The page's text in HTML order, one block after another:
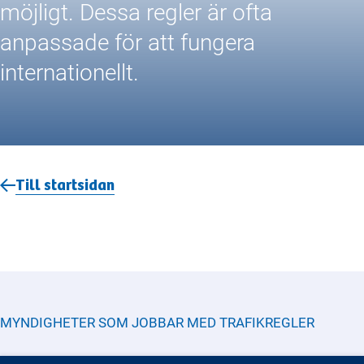
möjligt. Dessa regler är ofta
anpassade för att fungera
internationellt.
Till startsidan
MYNDIGHETER SOM JOBBAR MEDTRAFIKREGLER